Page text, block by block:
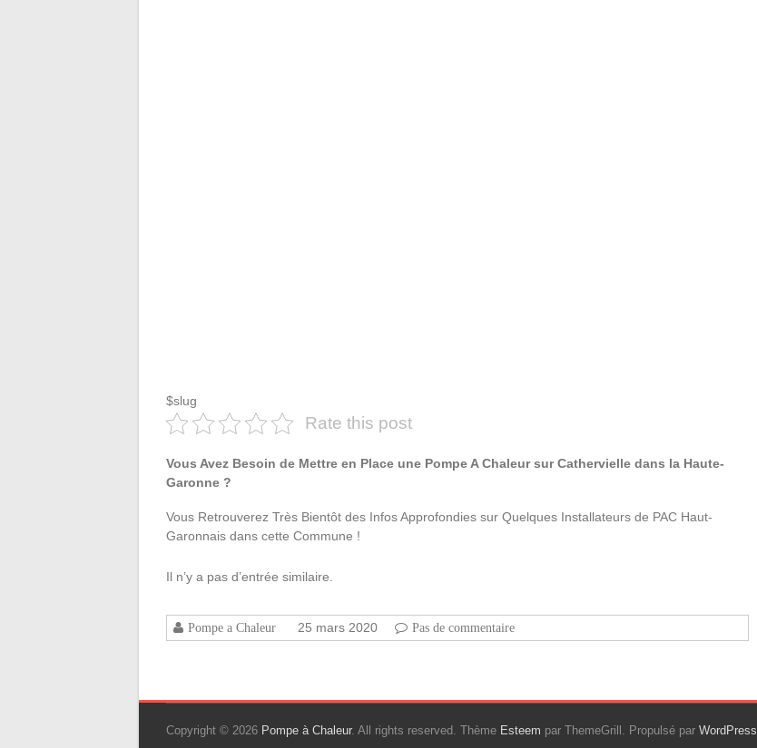
$slug
Rate this post
Vous Avez Besoin de Mettre en Place une Pompe A Chaleur sur Cathervielle dans la Haute-
Garonne ?
Vous Retrouverez Très Bientôt des Infos Approfondies sur Quelques Installateurs de PAC Haut-
Garonnais dans cette Commune !
Il n’y a pas d’entrée similaire.
Pompe a Chaleur 25 mars 2020 Pas de commentaire
Copyright © 2026 Pompe à Chaleur. All rights reserved. Thème Esteem par ThemeGrill. Propulsé par WordPress